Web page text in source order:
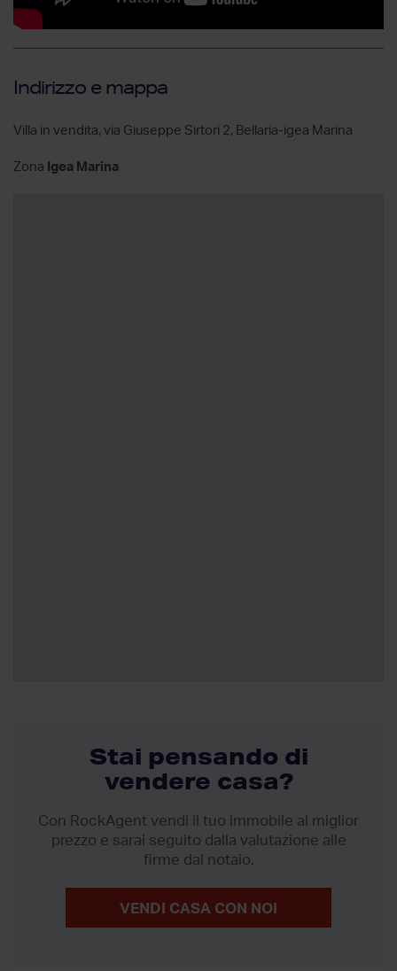
Indirizzo e mappa
Villa in vendita, via Giuseppe Sirtori 2, Bellaria-igea Marina
Zona Igea Marina
Stai pensando di
vendere casa?
Con RockAgent vendi il tuo immobile al miglior
prezzo e sarai seguito dalla valutazione alle
firme dal notaio.
VENDI CASA CON NOI